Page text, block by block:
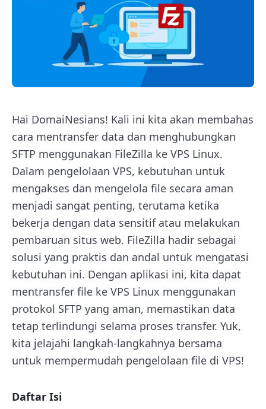
Hai DomaiNesians! Kali ini kita akan membahas
cara mentransfer data dan menghubungkan
SFTP menggunakan FileZilla ke VPS Linux.
Dalam pengelolaan VPS, kebutuhan untuk
mengakses dan mengelola file secara aman
menjadi sangat penting, terutama ketika
bekerja dengan data sensitif atau melakukan
pembaruan situs web. FileZilla hadir sebagai
solusi yang praktis dan andal untuk mengatasi
kebutuhan ini. Dengan aplikasi ini, kita dapat
mentransfer file ke VPS Linux menggunakan
protokol SFTP yang aman, memastikan data
tetap terlindungi selama proses transfer. Yuk,
kita jelajahi langkah-langkahnya bersama
untuk mempermudah pengelolaan file di VPS!
Daftar Isi